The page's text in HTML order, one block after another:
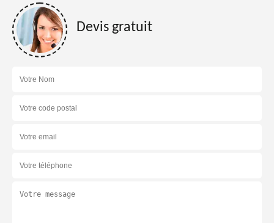
Devis gratuit